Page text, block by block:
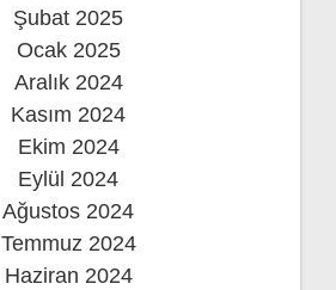
Şubat 2025
Ocak 2025
Aralık 2024
Kasım 2024
Ekim 2024
Eylül 2024
Ağustos 2024
Temmuz 2024
Haziran 2024